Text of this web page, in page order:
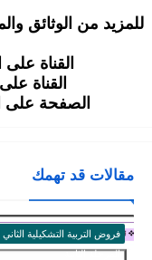
للمزيد من الوثائق
القناة
القناة
الصفحة على
مقالات قد تهمك
فروض التربية التشكيلية الثاني
المرحلة الثانية